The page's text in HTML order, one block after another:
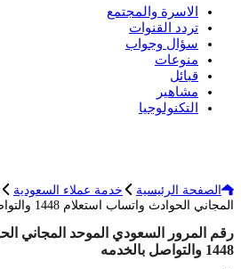
الاسرة والمجتمع
تردد القنوات
سؤال وجواب
منوعات
قبائل
مشاهير
التكنولوجيا
الصفحة الرئيسية خدمة عملاء السعودية
المجاني الحوادث واتساب استعلام 1448 والتواصل بالخدمه
رقم المرور السعودي الموحد المجاني
1448 والتواصل بالخدمه